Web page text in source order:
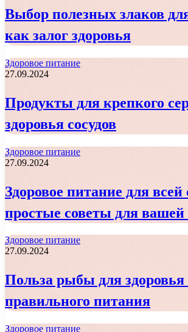
Выбор полезных злаков
как залог здоровья
Здоровое питание
27.09.2024
Продукты для крепкого
здоровья сосудов
Здоровое питание
27.09.2024
Здоровое питание для
простые советы для
Здоровое питание
27.09.2024
Польза рыбы для
правильного питания
Здоровое питание